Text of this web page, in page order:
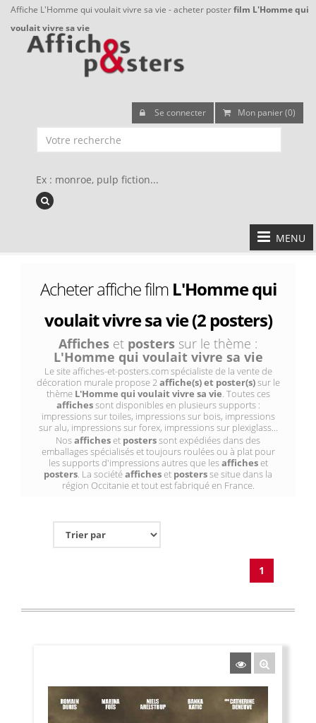
Affiche L'Homme qui voulait vivre sa vie - acheter posterfilm L'Homme qui
voulait vivre sa vie
Se connecter Mon panier (0)
Ex : monroe, pulp fiction...
MENU
Acheter affiche film L'Homme qui
voulait vivre sa vie (2 posters)
Affiches et posters sur le thème :
L'Homme qui voulait vivre sa vie
Le site affiches-et-posters.com spécialiste de la vente de
décoration murale propose 2affiche(s) et poster(s)sur le
thème L'Homme qui voulait vivre sa vie. Toutes ces
affichessont disponibles en plusieurs supports :
impressions sur toiles, impressions sur bois, impressions
sur alu, impressions sur forex, impressions sur plexiglass...
Nosafficheset posterssont expédiées dans des
emballages spécialisés et toujours roulées ou à plat pour
les supports d'impressions autres que lesafficheset
posters. La sociétéafficheset postersse situe dans la
région Occitanie et tout est fabriqué en France.
1